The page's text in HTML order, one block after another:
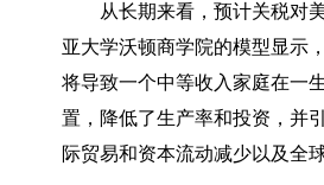
从长期来看，预计关税对美
亚大学沃顿商学院的模型显示
将导致一个中等收入家庭在一
置，降低了生产率和投资，并
际贸易和资本流动减少以及全